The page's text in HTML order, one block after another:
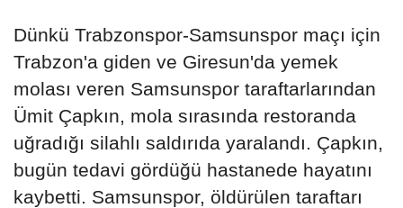
Dünkü Trabzonspor-Samsunspor maçı için
Trabzon'a giden ve Giresun'da yemek
molası veren Samsunspor taraftarlarından
Ümit Çapkın, mola sırasında restoranda
uğradığı silahlı saldırıda yaralandı. Çapkın,
bugün tedavi gördüğü hastanede hayatını
kaybetti. Samsunspor, öldürülen taraftarı